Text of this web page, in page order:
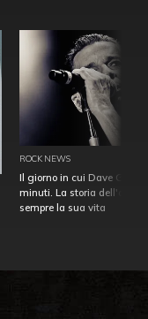
ROCK NEWS
Il giorno in cui Dave
minuti. La storia
sempre la sua vita